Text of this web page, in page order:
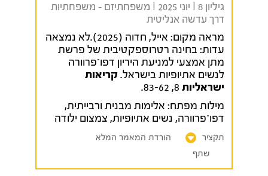
גיליון 8 I יוני 2025 I משפחתיזם - משפחתיות
דרך עדשה אנליטית
מראה מקום:
אייל, חדוה (2025).לא נמצאה
עדות: בחינה רטרוספקטיבית של פרשת
מתן אמצעי למניעת היריון דפו־פרוורה
לנשים אתיופיות בישראל.קריאות
ישראליות
מילות מפתח: אלימות מבנית ורבייתית,
דפו־פרוורה, נשים אתיופיות, צמצום ילודה
תקציר
הורדת המאמר המלא
שתף